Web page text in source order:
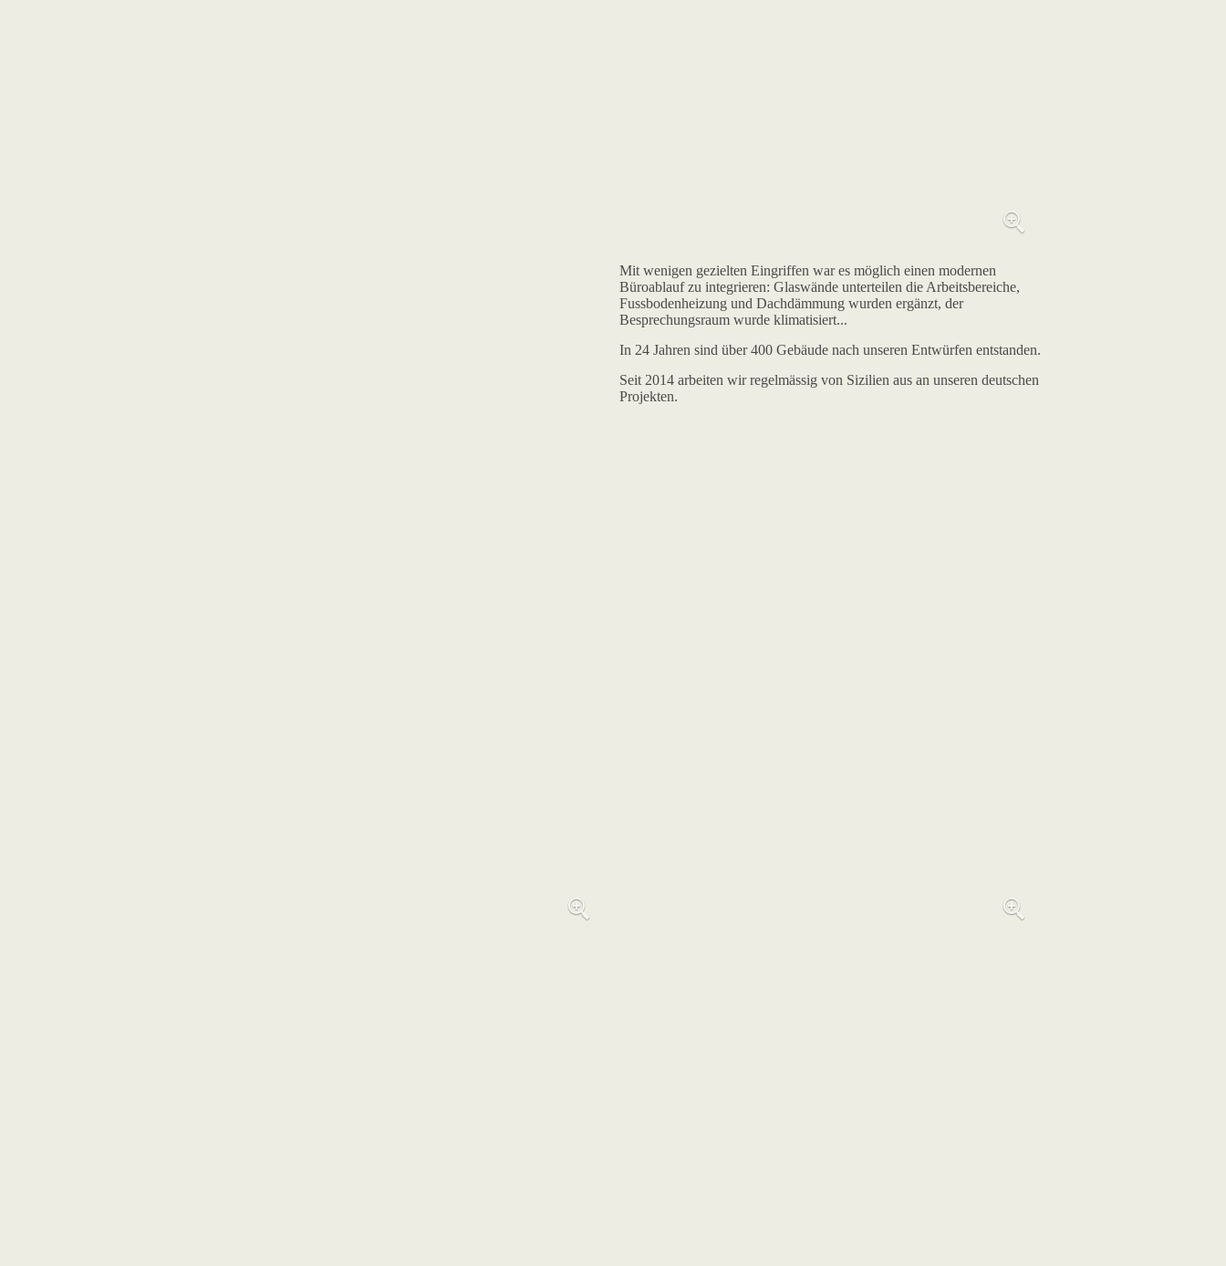
Mit wenigen gezielten Eingriffen war es möglich einen modernen
Büroablauf zu integrieren: Glaswände unterteilen die Arbeitsbereiche,
Fussbodenheizung und Dachdämmung wurden ergänzt, der
Besprechungsraum wurde klimatisiert...
In 24 Jahren sind über 400 Gebäude nach unseren Entwürfen entstanden.
Seit 2014 arbeiten wir regelmässig von Sizilien aus an unseren deutschen
Projekten.